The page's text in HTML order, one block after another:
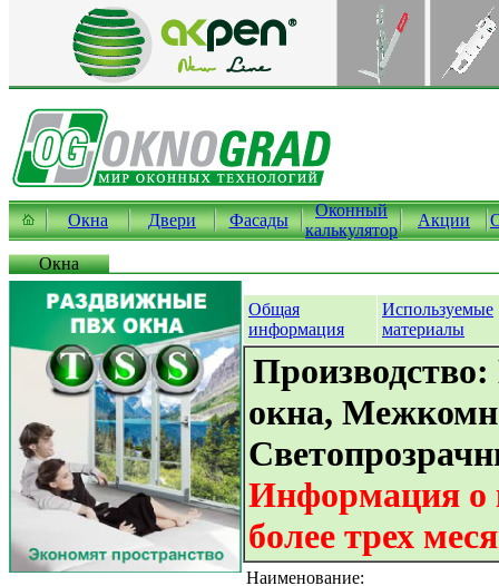
Окна Двери Фасады
Оконный
калькулятор
Акции
Окна
Общая
информация
Используемые
материалы
окна,
Информация о
более трех
Наименование: